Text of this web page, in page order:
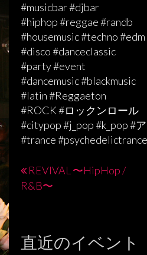
#musicbar #djbar
#hiphop #reggae #randb
#housemusic #techno #edm
#disco #danceclassic
#party #event
#dancemusic #blackmusic
#latin #Reggaeton
#ROCK #ロックンロール
#citypop #j_pop #k_pop #
#trance #psychedelictrance
投
ビ
REVIVAL 〜HipHop /
R&B〜
直近のイベント